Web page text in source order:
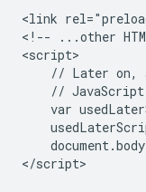
<link
<!-- ...other
<script>
// Later on,
//
var